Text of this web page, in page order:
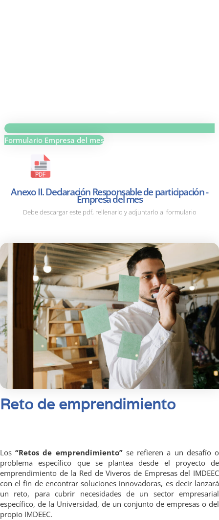
Formulario Empresa del mes
Anexo II. Declaración Responsable de participación -
Empresa del mes
Debe descargar este pdf, rellenarlo y adjuntarlo al formulario
Reto de emprendimiento
Los“Retos de emprendimiento”se refieren a un desafío o
problema específico que se plantea desde el proyecto de
emprendimiento de la Red de Viveros de Empresas del IMDEEC
con el fin de encontrar soluciones innovadoras, es decir lanzará
un reto, para cubrir necesidades de un sector empresarial
específico, de la Universidad, de un conjunto de empresas o del
propio IMDEEC.